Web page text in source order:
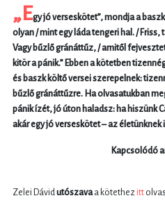
„Egy jó verseskötet”, mondja a
olyan / mint egy láda tengeri hal. /
Vagy bűzlő gránáttűz, / amitől
kitör a pánik.” Ebben a kötetben
és baszk költő versei szerepelnek:
bűzlő gránáttűzre. Ha olvasatukban
pánik ízét, jó úton haladsz: ha hiszünk
akár egy jó verseskötet – az életünknek
Kapcsolódó
Zelei Dávidutószavaa kötethez itt